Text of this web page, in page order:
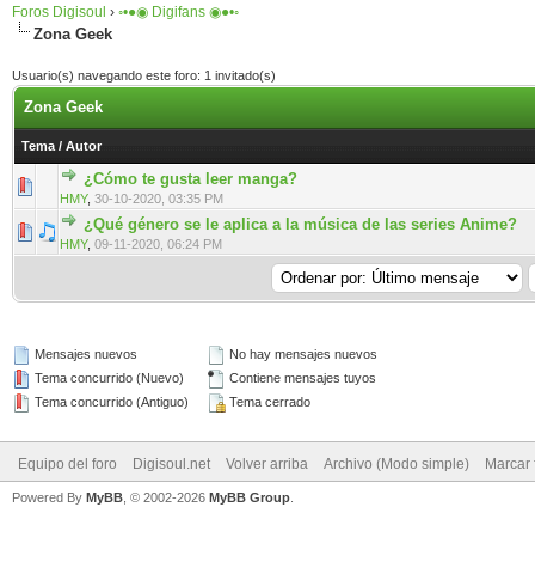
Foros Digisoul › ◦•●◉ Digifans ◉●•◦
Zona Geek
Usuario(s) navegando este foro: 1 invitado(s)
Zona Geek
Tema / Autor
¿Cómo te gusta leer manga?
HMY, 30-10-2020, 03:35 PM
0 voto(s) - Media 0 de 5
12345
¿Qué género se le aplica a la música de las series Anime?
HMY, 09-11-2020, 06:24 PM
0 voto(s) - Media 0 de 5
123 45
Mensajes nuevos
Tema concurrido (Nuevo)
Tema concurrido (Antiguo)
No hay mensajes nuevos
Contiene mensajes tuyos
Tema cerrado
Equipo del foro Digisoul.net Volver arriba Archivo (Modo simple)
Powered By MyBB , © 2002-2026 MyBB Group